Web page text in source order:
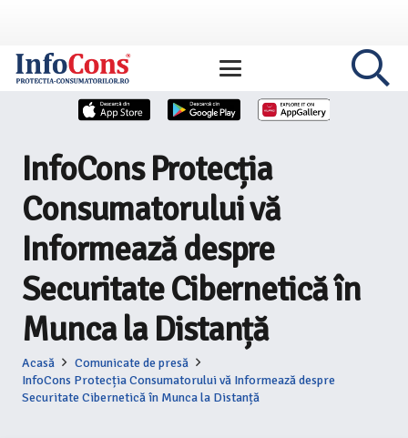
InfoCons Protecția
Consumatorului vă
Informează despre
Securitate Cibernetică în
Munca la Distanță
Acasă
Comunicate de presă
InfoCons Protecția Consumatorului vă Informează despre
Securitate Cibernetică în Munca la Distanță